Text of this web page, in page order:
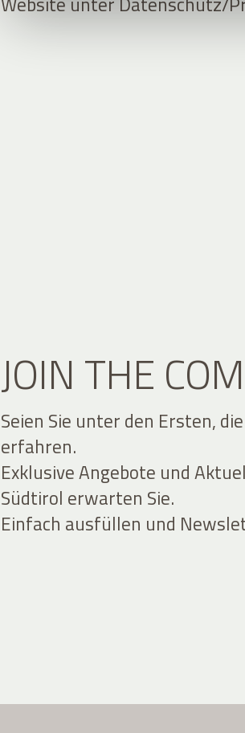
JOIN THE
Seien Sie unter den Ersten,
erfahren.
Exklusive Angebote und
Südtirol erwarten Sie.
Einfach ausfüllen und